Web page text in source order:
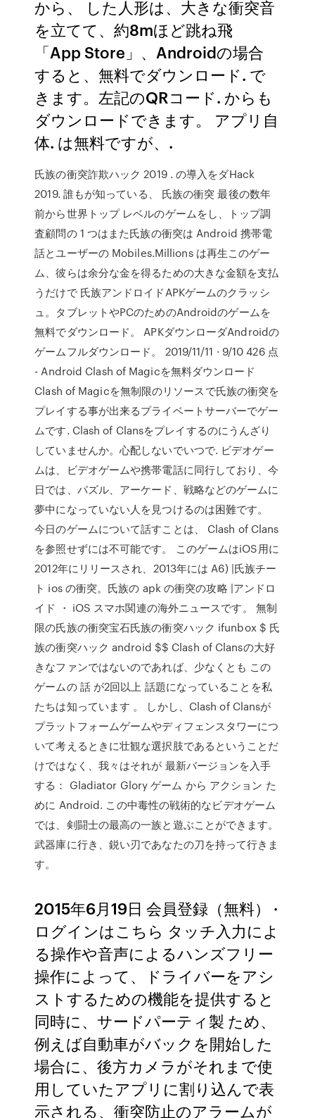
から、 した人形は、大きな衝突音
を立てて、約8mほど跳ね飛
「App Store」、Androidの場合
すると、無料でダウンロード. で
きます。左記のQRコード. からも
ダウンロードできます。 アプリ自
体. は無料ですが、.
氏族の衝突詐欺ハック 2019 . の導入をダHack
2019. 誰もが知っている、 氏族の衝突 最後の数年
前から世界トップ レベルのゲームをし、トップ調
査顧問の 1 つはまた氏族の衝突は Android 携帯電
話とユーザーの Mobiles.Millions は再生このゲー
ム、彼らは余分な金を得るための大きな金額を支払
うだけで 氏族アンドロイドAPKゲームのクラッシ
ュ。タブレットやPCのためのAndroidのゲームを
無料でダウンロード。 APKダウンローダAndroidの
ゲームフルダウンロード。 2019/11/11 · 9/10 426 点
- Android Clash of Magicを無料ダウンロード
Clash of Magicを無制限のリソースで氏族の衝突を
プレイする事が出来るプライベートサーバーでゲー
ムです. Clash of Clansをプレイするのにうんざり
していませんか。心配しないでいつで. ビデオゲー
ムは、ビデオゲームや携帯電話に同行しており、今
日では、パズル、アーケード、戦略などのゲームに
夢中になっていない人を見つけるのは困難です。
今日のゲームについて話すことは、 Clash of Clans
を参照せずには不可能です。 このゲームはiOS用に
2012年にリリースされ、2013年には A6) |氏族チー
ト ios の衝突。氏族の apk の衝突の攻略 |アンドロ
イド ・ iOS スマホ関連の海外ニュースです。 無制
限の氏族の衝突宝石氏族の衝突ハック ifunbox $ 氏
族の衝突ハック android $$ Clash of Clansの大好
きなファンではないのであれば、少なくとも この
ゲームの 話 が2回以上 話題になっていることを私
たちは知っています 。 しかし、Clash of Clansが
プラットフォームゲームやディフェンスタワーにつ
いて考えるときに壮観な選択肢であるということだ
けではなく、我々はそれが 最新バージョンを入手
する： Gladiator Glory ゲーム から アクション た
めに Android. この中毒性の戦術的なビデオゲーム
では、剣闘士の最高の一族と遊ぶことができます。
武器庫に行き、鋭い刃であなたの刀を持って行きま
す。
2015年6月19日 会員登録（無料） ·
ログインはこちら タッチ入力によ
る操作や音声によるハンズフリー
操作によって、ドライバーをアシ
ストするための機能を提供すると
同時に、サードパーティ製 ため、
例えば自動車がバックを開始した
場合に、後方カメラがそれまで使
用していたアプリに割り込んで表
示される、衝突防止のアラームが